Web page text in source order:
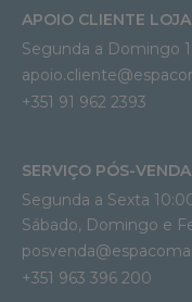
APOIO CLIENTE
Segunda a Domingo
+351 91 962 2393
SERVIÇO PÓS-VENDA
Segunda a Sexta
Sábado, Domingo e
+351 963 396 200